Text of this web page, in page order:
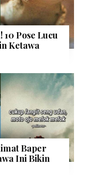
Pose Lucu
Ketawa
Baper
Ini Bikin